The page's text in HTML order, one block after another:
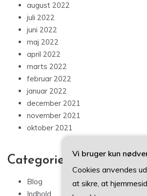
august 2022
juli 2022
juni 2022
maj 2022
april 2022
marts 2022
februar 2022
januar 2022
december 2021
november 2021
oktober 2021
Categories
Blog
Indhold
Vi bruger kun
Cookies anvendes
at sikre, at